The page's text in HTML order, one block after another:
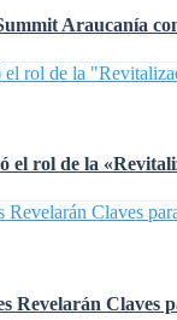
Araucanía
el rol de la
Revelarán